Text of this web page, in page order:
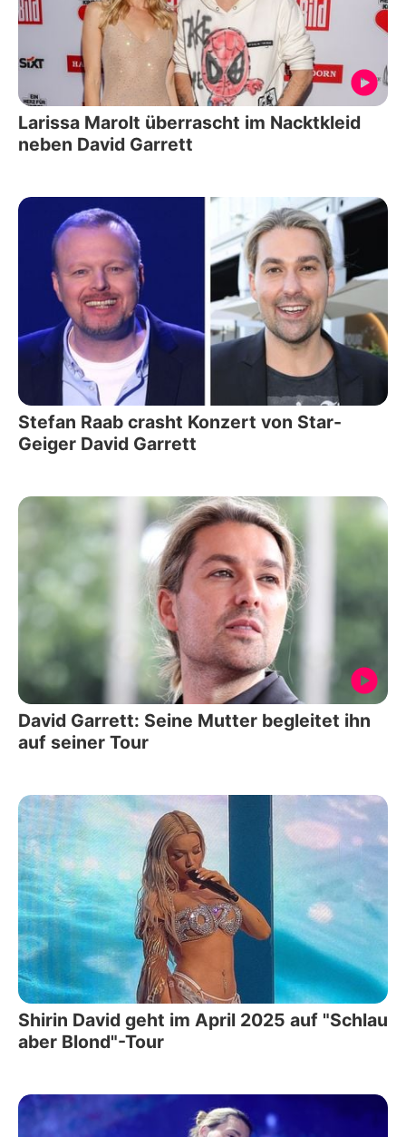
Larissa Marolt überrascht im Nacktkleid
neben David Garrett
Stefan Raab crasht Konzert von Star-
Geiger David Garrett
David Garrett: Seine Mutter begleitet ihn
auf seiner Tour
Shirin David geht im April 2025 auf "Schlau
aber Blond"-Tour